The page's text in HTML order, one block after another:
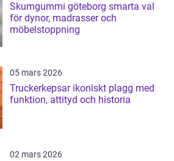
Skumgummi göteborg smarta val
för dynor, madrasser och
möbelstoppning
05 mars 2026
Truckerkepsar ikoniskt plagg med
funktion, attityd och historia
02 mars 2026